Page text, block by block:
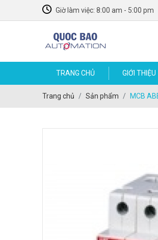
Giờ làm việc: 8:00 am - 5:00 pm
TRANG CHỦ GIỚI THIỆU
Trang chủ Sản phẩm MCB